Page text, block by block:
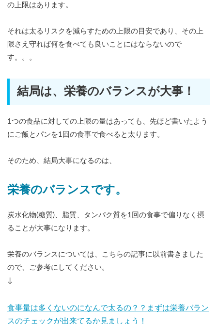
の上限はあります。
それは太るリスクを減らすための上限の目安であり、その上
限さえ守れば何を食べても良いことにはならないので
す。。。
結局は、栄養のバランスが大事！
1つの食品に対しての上限の量はあっても、先ほど書いたよう
にご飯とパンを1回の食事で食べると太ります。
そのため、結局大事になるのは、
栄養のバランスです。
炭水化物(糖質)、脂質、タンパク質を1回の食事で偏りなく摂
ることが大事になります。
栄養のバランスについては、こちらの記事に以前書きました
ので、ご参考にしてください。
↓
食事量は多くないのになんで太るの？？まずは栄養バラン
スのチェックが出来てるか見ましょう！